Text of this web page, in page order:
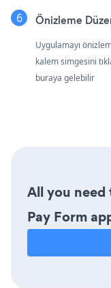
Önizleme
Uygulamayı
kalem simgesini
buraya gelebilir
All you
Pay Form